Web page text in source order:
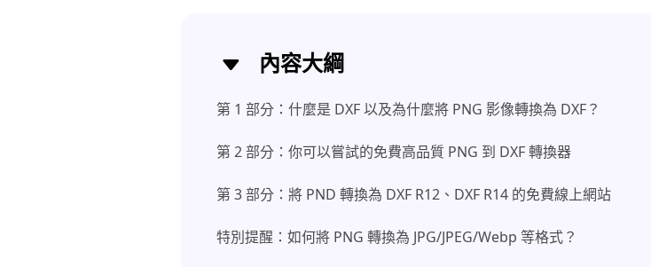
內容大綱
第 1 部分：什麼是 DXF 以及為什麼將 PNG 影像轉換為 DXF？
第 2 部分：你可以嘗試的免費高品質 PNG 到 DXF 轉換器
第 3 部分：將 PND 轉換為 DXF R12、DXF R14 的免費線上網站
特別提醒：如何將 PNG 轉換為 JPG/JPEG/Webp 等格式？